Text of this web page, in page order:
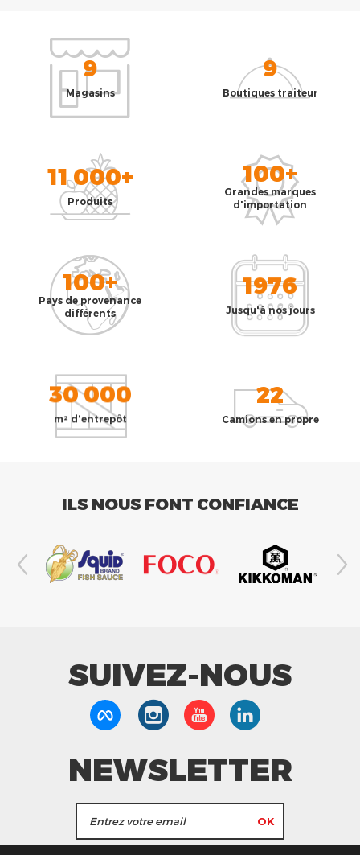
9
Magasins
9
Boutiques traiteur
11 000+
Produits
100+
Grandes marques
d'importation
100+
Pays de provenance
différents
1976
Jusqu'à nos jours
30 000
m² d'entrepôt
22
Camions en propre
ILS NOUS FONT CONFIANCE
SUIVEZ-NOUS
NEWSLETTER